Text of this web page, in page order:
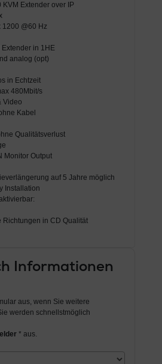
KVM Extender over IP
1200 @60 Hz
in 1HE
analog (opt)
in Echtzeit
480Mbit/s
Video
Kabel
Qualitätsverlust
Monitor Output
auf 5 Jahre möglich
Installation
in CD Qualität
Informationen
aus, wenn Sie weitere
werden schnellstmöglich
* aus.